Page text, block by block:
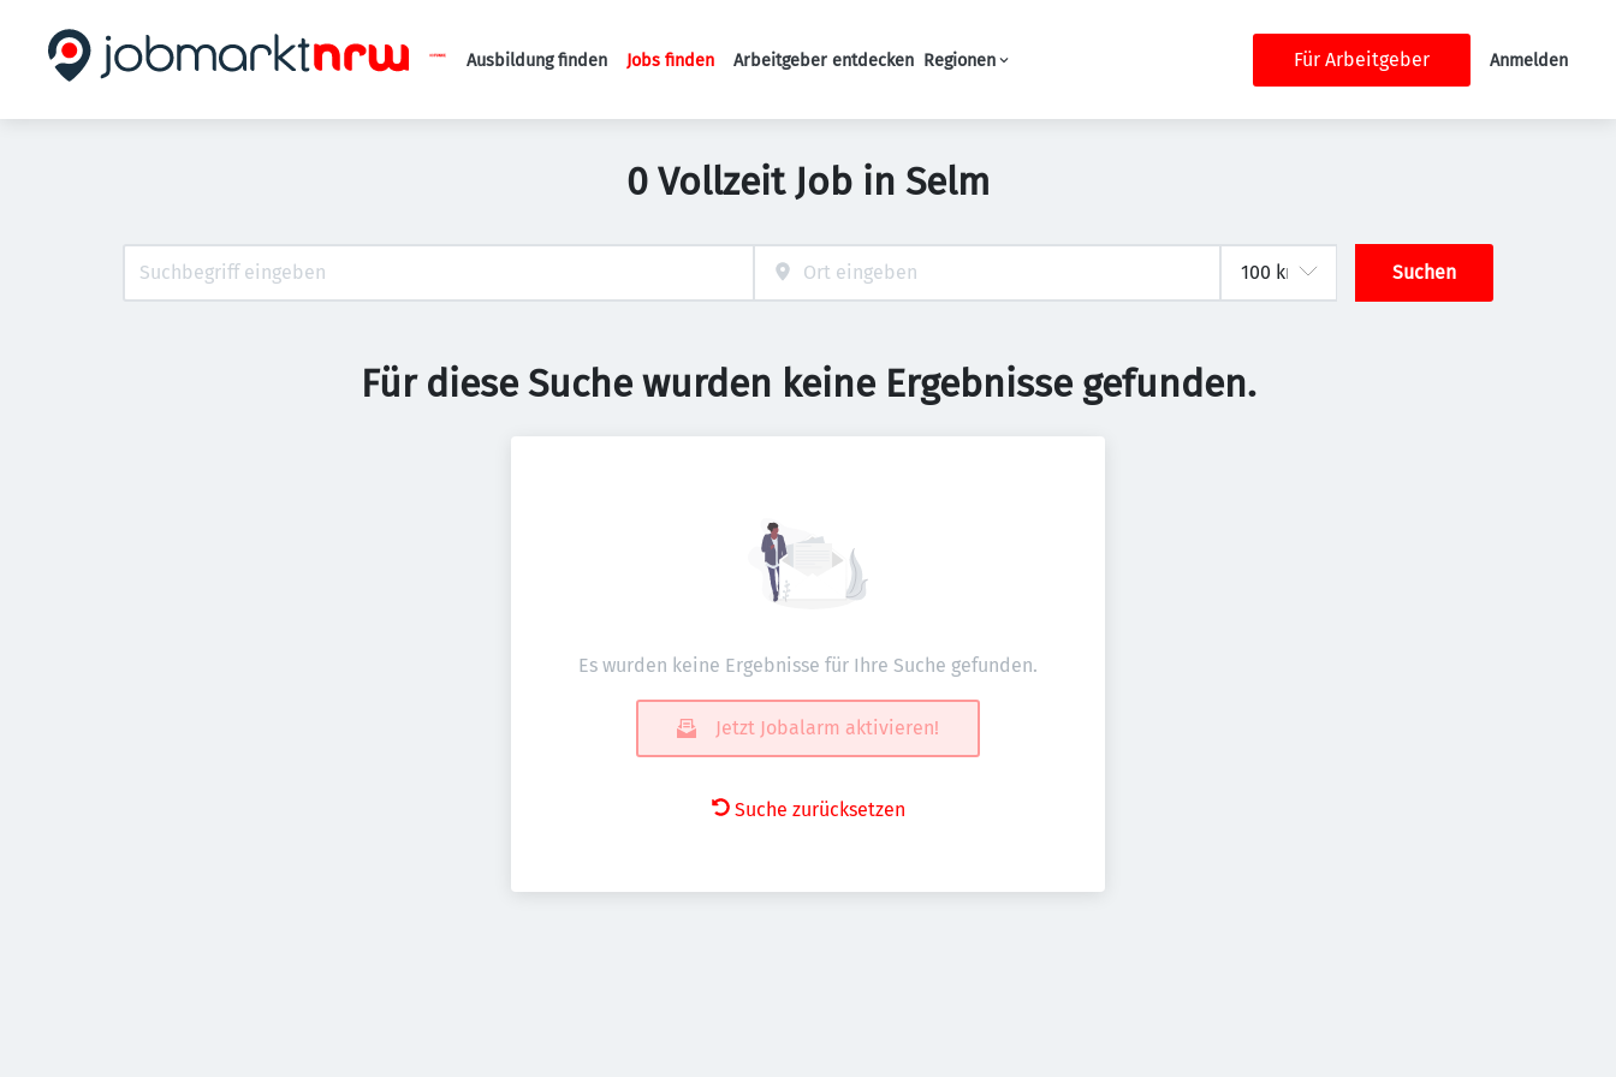
Haupt-Navigation
Ausbildung finden Jobs finden Arbeitgeber entdecken Regionen Für Arbeitgeber Anmelden
0 Vollzeit Job in Selm
Suchen
Für diese Suche wurden keine Ergebnisse gefunden.
Es wurden keine Ergebnisse für Ihre Suche gefunden.
Jetzt Jobalarm aktivieren!
Suche zurücksetzen